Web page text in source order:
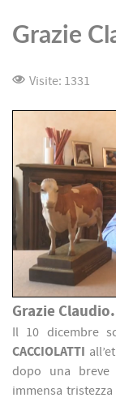
Grazie
Visite: 1331
Grazie
Il 10 dicembre
CACCIOLATTI
dopo una
immensa